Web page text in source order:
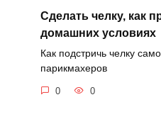
Сделать челку, как
домашних условиях
Как подстричь челку
парикмахеров
0 0